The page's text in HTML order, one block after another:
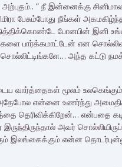
” நீ இன்னைக்கு
பேசும்போது நீங்கள்
போனபின் இனி
பார்க்கமாட்டேன் என
அந்த கட்டு
வார்த்தைகள் மூலம்
அதேபோல என்னை உணர்ந்து
தெரிவிக்கிறேன்… என்பதை
அவர்
இலங்கைக்கும் என்ன தொடர்புன்னு